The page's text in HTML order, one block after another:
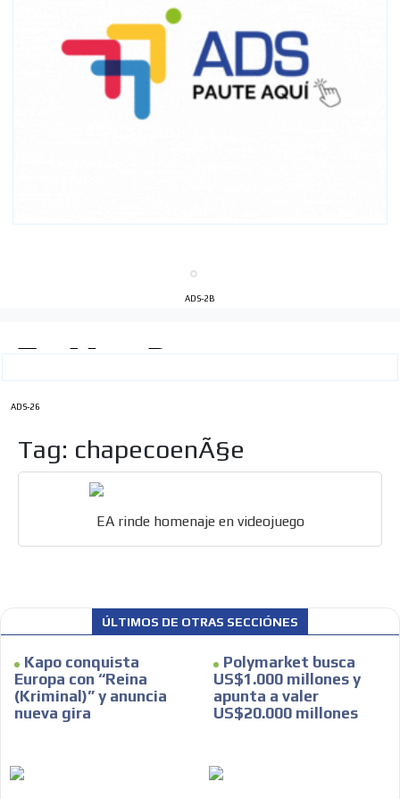
ADS-2B
ADS-26
Tag: chapecoenÃ§e
EA rinde homenaje en videojuego
ÚLTIMOS DE OTRAS SECCIÓNES
Kapo conquista
Europa con “Reina
(Kriminal)” y anuncia
nueva gira
Polymarket busca
US$1.000 millones y
apunta a valer
US$20.000 millones